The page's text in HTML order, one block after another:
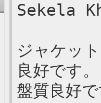
Sekela
ジャケッ
良好です。
盤質良好